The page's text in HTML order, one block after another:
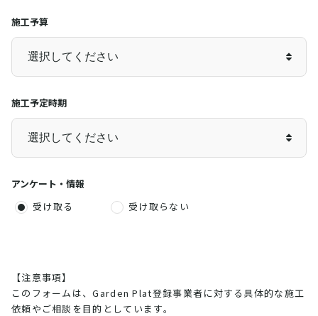
施工予算
施工予定時期
アンケート・情報
受け取る
受け取らない
【注意事項】
このフォームは、Garden Plat登録事業者に対する具体的な施工
依頼やご相談を目的としています。